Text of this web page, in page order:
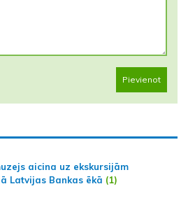
Pievienot
aicina uz ekskursijām
Latvijas Bankas ēkā (1)